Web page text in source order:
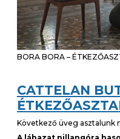
BORA BORA –
CATTELAN
Következő üveg asztalunk